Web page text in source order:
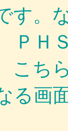
す。
ＰＨ
こち
る画